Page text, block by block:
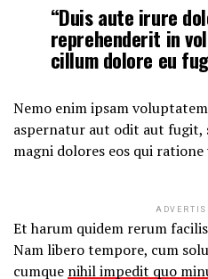
“Duis aute irure
reprehenderit in
cillum dolore eu
Nemo enim ipsam
aspernatur aut odit aut fugit,
magni dolores eos qui
Et harum quidem rerum
Nam libero tempore, cum
cumque nihil impedit quo